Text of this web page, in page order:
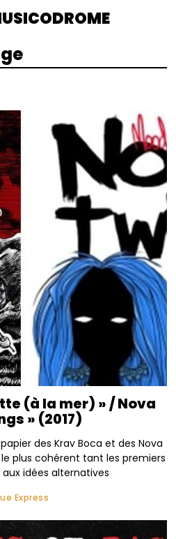
(à la mer) » / Nova
» (2017)
des Krav Boca et des Nova
plus cohérent tant les premiers
idées alternatives
Express